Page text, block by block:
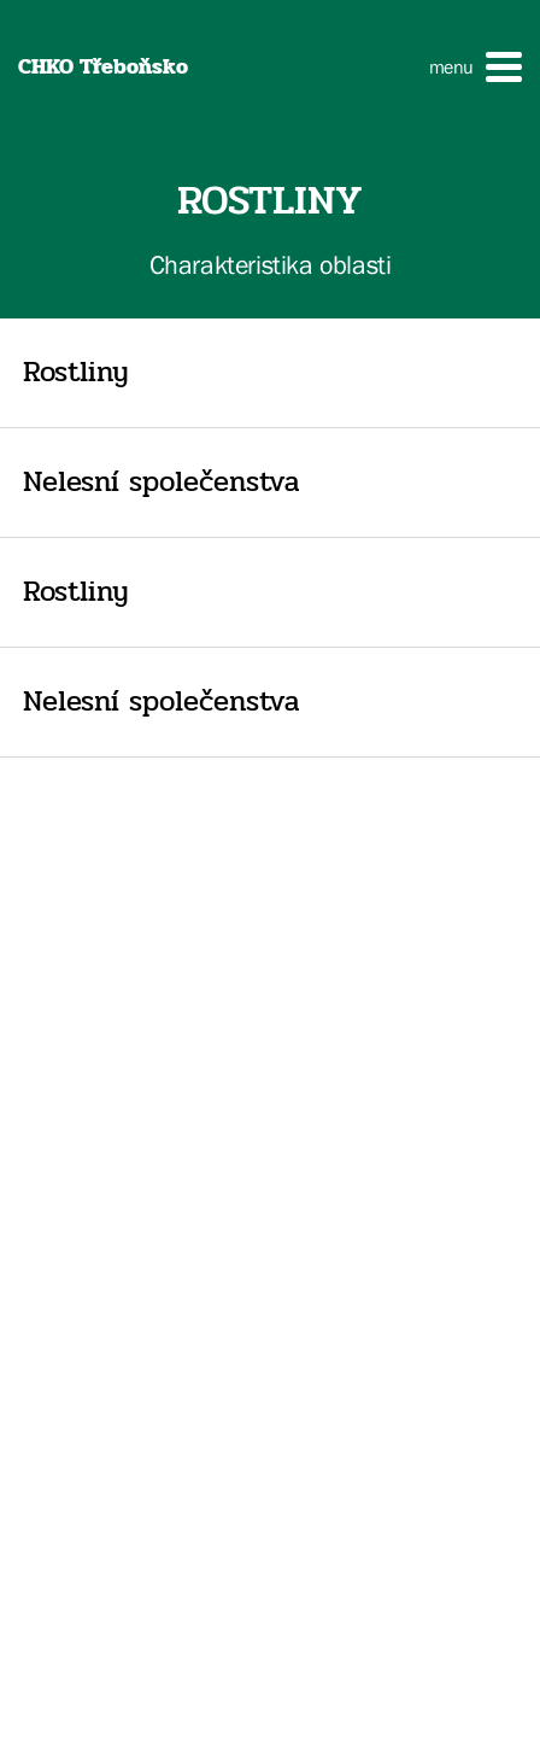
CHKO Třeboňsko menu
ROSTLINY
Charakteristika oblasti
Rostliny
Nelesní společenstva
Rostliny
Nelesní společenstva